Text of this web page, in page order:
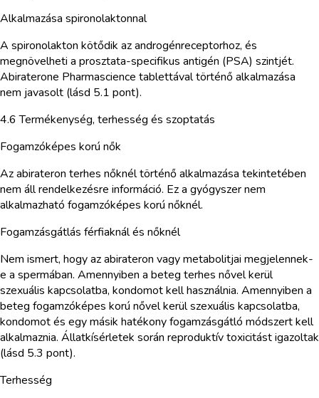
Alkalmazása spironolaktonnal
A spironolakton kötődik az androgénreceptorhoz, és
megnövelheti a prosztata-specifikus antigén (PSA) szintjét.
Abiraterone Pharmascience tablettával történő alkalmazása
nem javasolt (lásd 5.1 pont).
4.6 Termékenység, terhesség és szoptatás
Fogamzóképes korú nők
Az abirateron terhes nőknél történő alkalmazása tekintetében
nem áll rendelkezésre információ. Ez a gyógyszer nem
alkalmazható fogamzóképes korú nőknél.
Fogamzásgátlás férfiaknál és nőknél
Nem ismert, hogy az abirateron vagy metabolitjai megjelennek-
e a spermában. Amennyiben a beteg terhes nővel kerül
szexuális kapcsolatba, kondomot kell használnia. Amennyiben a
beteg fogamzóképes korú nővel kerül szexuális kapcsolatba,
kondomot és egy másik hatékony fogamzásgátló módszert kell
alkalmaznia. Állatkísérletek során reproduktív toxicitást igazoltak
(lásd 5.3 pont).
Terhesség